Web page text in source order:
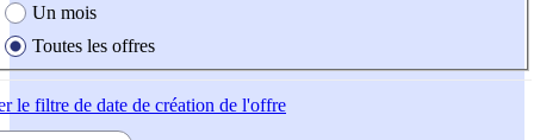
Un mois
Toutes les offres
le filtre de date de création de l'offre